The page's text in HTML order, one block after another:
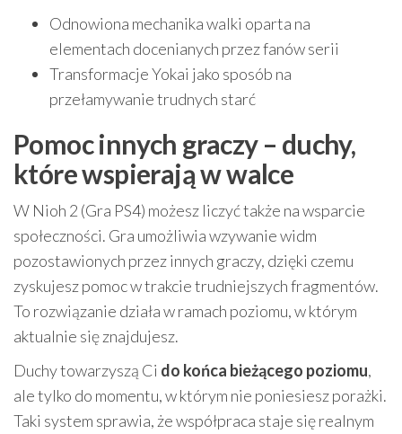
Odnowiona mechanika walki oparta na
elementach docenianych przez fanów serii
Transformacje Yokai jako sposób na
przełamywanie trudnych starć
Pomoc innych graczy – duchy,
które wspierają w walce
W Nioh 2 (Gra PS4) możesz liczyć także na wsparcie
społeczności. Gra umożliwia wzywanie widm
pozostawionych przez innych graczy, dzięki czemu
zyskujesz pomoc w trakcie trudniejszych fragmentów.
To rozwiązanie działa w ramach poziomu, w którym
aktualnie się znajdujesz.
Duchy towarzyszą Ci do końca bieżącego poziomu,
ale tylko do momentu, w którym nie poniesiesz porażki.
Taki system sprawia, że współpraca staje się realnym